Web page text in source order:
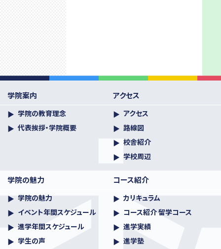
学院案内
学院の教育理念
代表挨拶・学院概要
アクセス
アクセス
路線図
校舎紹介
学校周辺
学院の魅力
学院の魅力
イベント年間スケジュール
進学年間スケジュール
学生の声
コース紹介
カリキュラム
コース紹介 留学コース
進学実績
進学塾